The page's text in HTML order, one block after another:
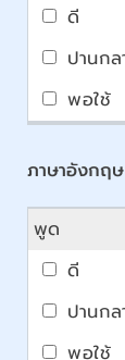
ภาษาอังกฤษ
พูด